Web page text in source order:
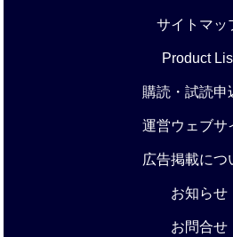
サイトマッ
Product
購読・試読申
運営ウェブサ
広告掲載につ
お知らせ
お問合せ